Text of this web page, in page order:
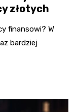
złotych
finansowi? W
bardziej